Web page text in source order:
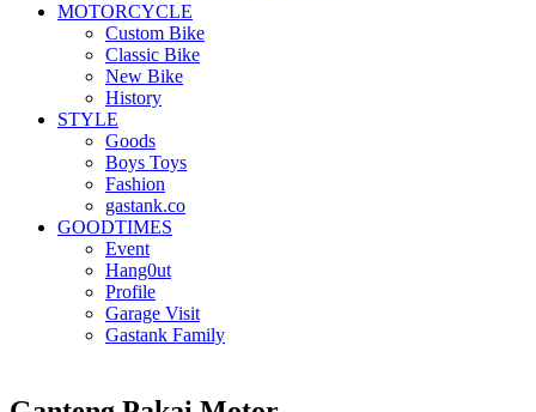
MOTORCYCLE
Custom Bike
Classic Bike
New Bike
History
STYLE
Goods
Boys Toys
Fashion
gastank.co
GOODTIMES
Event
Hang0ut
Profile
Garage Visit
Gastank Family